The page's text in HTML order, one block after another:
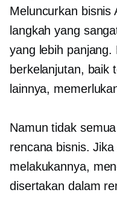
Meluncurkan bisnis
langkah yang
yang lebih panjang.
berkelanjutan, baik
lainnya,
Namun tidak
rencana bisnis.
melakukannya,
disertakan dalam